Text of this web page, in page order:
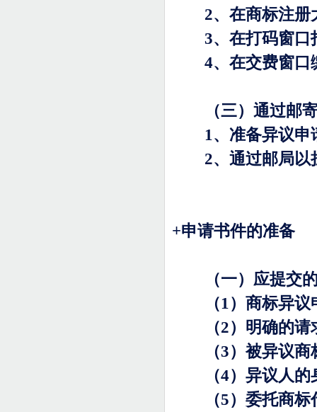
2、在商标注册
3、在打码窗口
4、在交费窗口
（三）通过邮寄
1、准备异议申
2、通过邮局以
+申请书件的准备
（一）应提交的
（1）商标异议
（2）明确的
（3）被异议商
（4）异议人的
（5）委托商